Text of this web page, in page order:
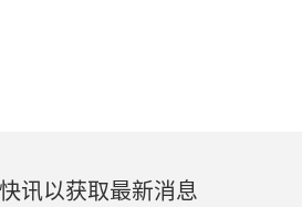
讯以获取最新消息